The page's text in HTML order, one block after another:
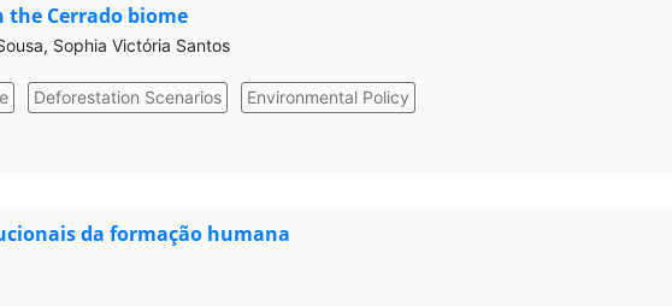
the Cerrado biome
Sophia Victória Santos
Deforestation Scenarios Environmental Policy
da formação humana